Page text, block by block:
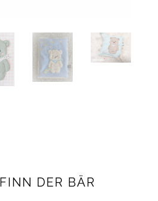
DER BÄR